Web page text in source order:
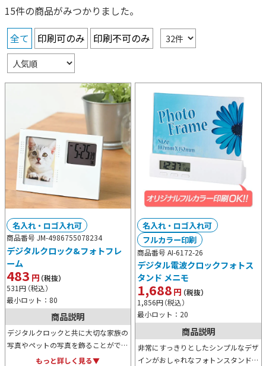
15件の商品がみつかりました。
全て
印刷可のみ 印刷不可のみ
商品番号 JM-4986755078234
デジタルクロック&フォトフレ
ーム
483 円（税抜）
531円（税込）
最小ロット：80
名入れ・ロゴ入れ可
商品説明
デジタルクロックと共に大切な家族の
写真やペットの写真を飾ることができ
るフォトスタンドです。すっきりとし
もっと詳しく見る▼
商品番号 AI-6172-26
デジタル電波クロックフォトス
タンド メニモ
1,688円（税抜）
1,856円（税込）
最小ロット：20
名入れ・ロゴ入れ可
フルカラー印刷
商品説明
非常にすっきりとしたシンプルなデザ
インがおしゃれなフォトンスタンドデ